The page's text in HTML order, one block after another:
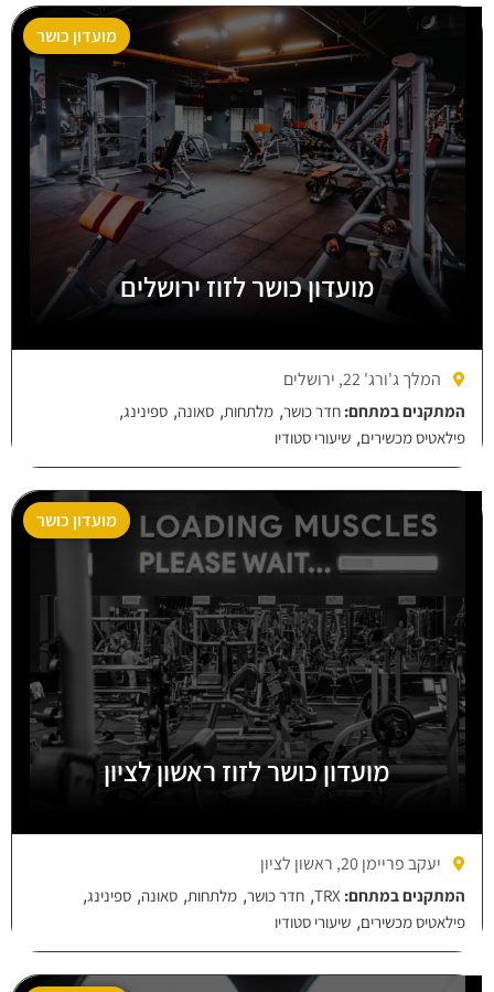
מועדון כושר
מועדון כושר לזוז ירושלים
המלך ג'ורג' 22, ירושלים
המתקנים במתחם: חדר כושר, מלתחות, סאונה, ספינינג,
פילאטיס מכשירים, שיעורי סטודיו
מועדון כושר
מועדון כושר לזוז ראשון לציון
יעקב פריימן 20, ראשון לציון
המתקנים במתחם: TRX
, חדר כושר, מלתחות, סאונה, ספינינג,
פילאטיס מכשירים, שיעורי סטודיו